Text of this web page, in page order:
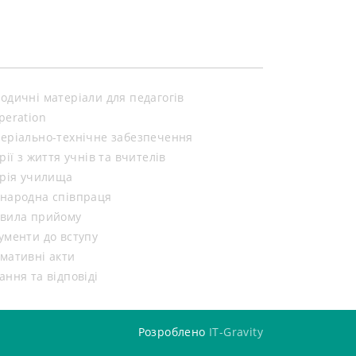
матеріали для педагогів
технічне забезпечення
з життя учнів та вчителів
училища
співпраця
прийому
до вступу
акти
та відповіді
Розроблено IT-Gravity